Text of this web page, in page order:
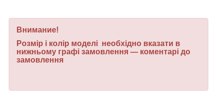
Внимание!
Розмір і колір моделі необхідно вказати в
нижньому графі замовлення — коментарі до
замовлення